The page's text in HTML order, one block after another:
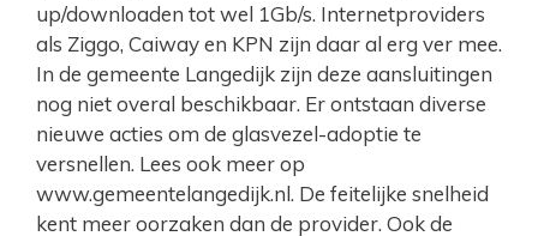
up/downloaden tot wel 1Gb/s. Internetproviders
als Ziggo, Caiway en KPN zijn daar al erg ver mee.
In de gemeente Langedijk zijn deze aansluitingen
nog niet overal beschikbaar. Er ontstaan diverse
nieuwe acties om de glasvezel-adoptie te
versnellen. Lees ook meer op
www.gemeentelangedijk.nl. De feitelijke snelheid
kent meer oorzaken dan de provider. Ook de